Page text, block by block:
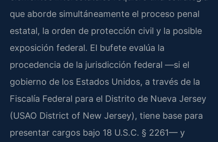
que aborde simultáneamente el proceso penal
estatal, la orden de protección civil y la posible
exposición federal. El bufete evalúa la
procedencia de la jurisdicción federal —si el
gobierno de los Estados Unidos, a través de la
Fiscalía Federal para el Distrito de Nueva Jersey
(USAO District of New Jersey), tiene base para
presentar cargos bajo 18 U.S.C. § 2261— y